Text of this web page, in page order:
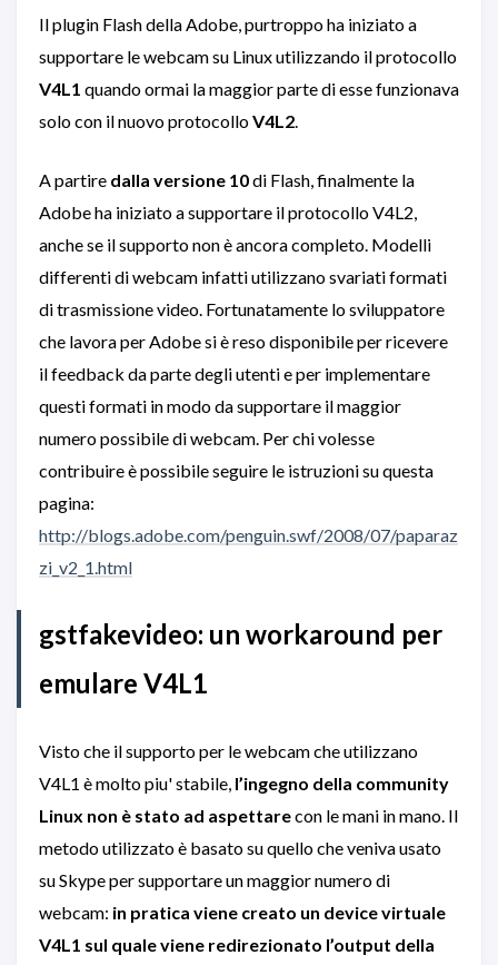
Il plugin Flash della Adobe, purtroppo ha iniziato a
supportare le webcam su Linux utilizzando il protocollo
V4L1 quando ormai la maggior parte di esse funzionava
solo con il nuovo protocolloV4L2.
A partire dalla versione 10di Flash, finalmente la
Adobe ha iniziato a supportare il protocollo V4L2,
anche se il supporto non è ancora completo. Modelli
differenti di webcam infatti utilizzano svariati formati
di trasmissione video. Fortunatamente lo sviluppatore
che lavora per Adobe si è reso disponibile per ricevere
il feedback da parte degli utenti e per implementare
questi formati in modo da supportare il maggior
numero possibile di webcam. Per chi volesse
contribuire è possibile seguire le istruzioni su questa
pagina:
http://blogs.adobe.com/penguin.swf/2008/07/paparaz
zi_v2_1.html
gstfakevideo: un workaround per
emulare V4L1
Visto che il supporto per le webcam che utilizzano
V4L1 è molto piu' stabile, l’ingegno della community
Linux non è stato ad aspettarecon le mani in mano. Il
metodo utilizzato è basato su quello che veniva usato
su Skype per supportare un maggior numero di
webcam: in pratica viene creato un device virtuale
V4L1 sul quale viene redirezionato l’output della